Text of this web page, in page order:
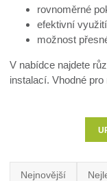
rovnoměrné
efektivní
možnost
V nabídce najdete
instalací. Vhodné
Nejnovější